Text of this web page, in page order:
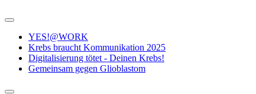
YES!@WORK
Krebs braucht Kommunikation 2025
Digitalisierung tötet - Deinen Krebs!
Gemeinsam gegen Glioblastom